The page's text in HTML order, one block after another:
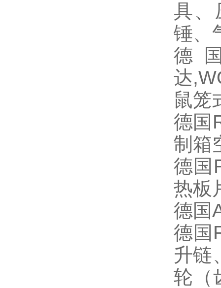
具、
锤、
德
达
鼠笼
德国
制箱
德国
热板
德国
德国
升链
轮（